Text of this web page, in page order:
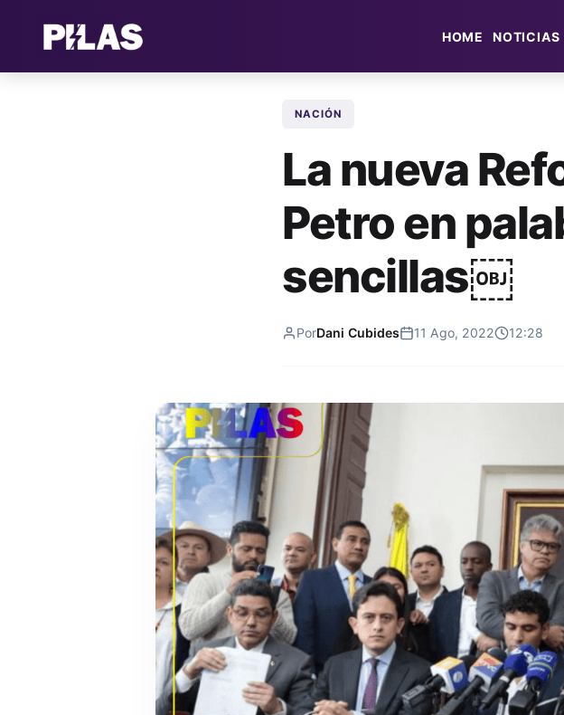
HOME NOTICIAS
NACIÓN
La nueva
Petro en
sencillas￼
PorDani Cubides 11 Ago, 2022 12:28